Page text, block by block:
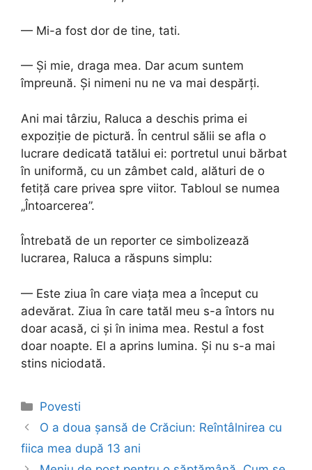
— Mi-a fost dor de tine, tati.
— Și mie, draga mea. Dar acum suntem
împreună. Și nimeni nu ne va mai despărți.
Ani mai târziu, Raluca a deschis prima ei
expoziție de pictură. În centrul sălii se afla o
lucrare dedicată tatălui ei: portretul unui bărbat
în uniformă, cu un zâmbet cald, alături de o
fetiță care privea spre viitor. Tabloul se numea
„Întoarcerea”.
Întrebată de un reporter ce simbolizează
lucrarea, Raluca a răspuns simplu:
— Este ziua în care viața mea a început cu
adevărat. Ziua în care tatăl meu s-a întors nu
doar acasă, ci și în inima mea. Restul a fost
doar noapte. El a aprins lumina. Și nu s-a mai
stins niciodată.
Categories
Povesti
Post
navigation
O a doua șansă de Crăciun: Reîntâlnirea cu
fiica mea după 13 ani